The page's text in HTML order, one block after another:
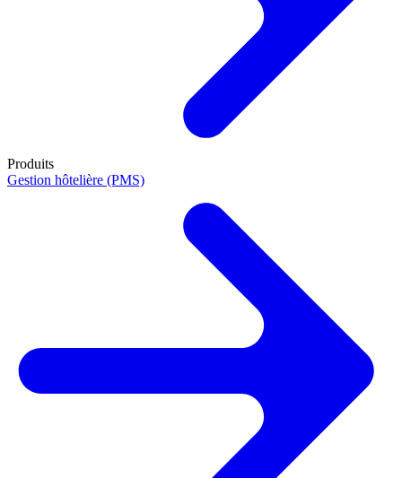
Produits
Gestion hôtelière (PMS)